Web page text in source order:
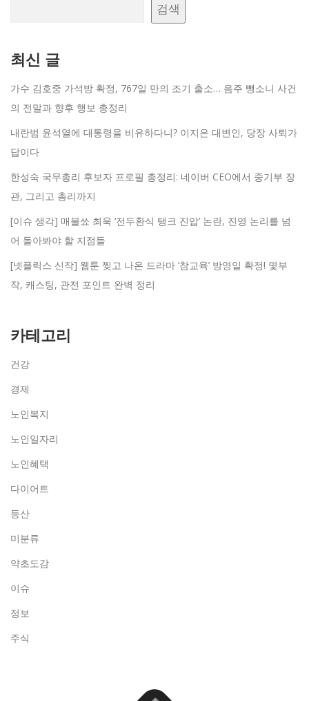
검색
최신 글
가수 김호중 가석방 확정, 767일 만의 조기 출소… 음주 뺑소니 사건
의 전말과 향후 행보 총정리
내란범 윤석열에 대통령을 비유하다니? 이지은 대변인, 당장 사퇴가
답이다
한성숙 국무총리 후보자 프로필 총정리: 네이버 CEO에서 중기부 장
관, 그리고 총리까지
[이슈 생각] 매불쑈 최욱 ‘전두환식 탱크 진압’ 논란, 진영 논리를 넘
어 돌아봐야 할 지점들
[넷플릭스 신작] 웹툰 찢고 나온 드라마 ‘참교육’ 방영일 확정! 몇부
작, 캐스팅, 관전 포인트 완벽 정리
카테고리
건강
경제
노인복지
노인일자리
노인혜택
다이어트
등산
미분류
약초도감
이슈
정보
주식